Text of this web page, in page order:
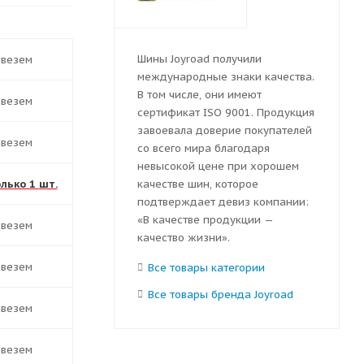
1 шт.
Шины Joyroad получили
международные знаки качества.
В том числе, они имеют
сертификат ISO 9001. Продукция
завоевала доверие покупателей
со всего мира благодаря
невысокой цене при хорошем
качестве шин, которое
подтверждает девиз компании:
«В качестве продукции —
качество жизни».
Все товары категории
Все товары бренда Joyroad